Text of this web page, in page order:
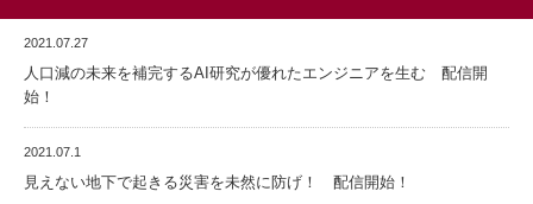
2021.07.27
人口減の未来を補完するAI研究が優れたエンジニアを生む 配信開
始！
2021.07.1
見えない地下で起きる災害を未然に防げ！ 配信開始！